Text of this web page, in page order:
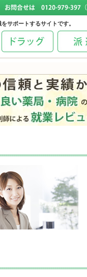
サポートするサイトです。